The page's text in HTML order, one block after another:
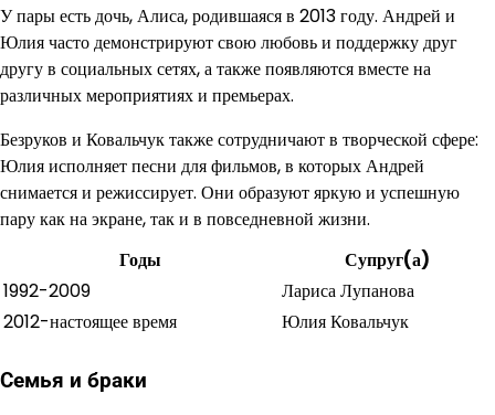
У пары есть дочь, Алиса, родившаяся в 2013 году. Андрей и
Юлия часто демонстрируют свою любовь и поддержку друг
другу в социальных сетях, а также появляются вместе на
различных мероприятиях и премьерах.
Безруков и Ковальчук также сотрудничают в творческой сфере:
Юлия исполняет песни для фильмов, в которых Андрей
снимается и режиссирует. Они образуют яркую и успешную
пару как на экране, так и в повседневной жизни.
Годы
Супруг(а)
1992-2009
Лариса Лупанова
2012-настоящее время
Юлия Ковальчук
Семья и браки